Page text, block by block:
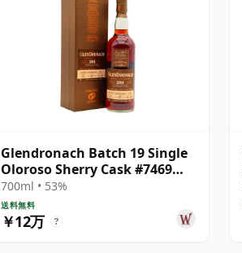
Glendronach Batch 19 Single
Oloroso Sherry Cask #7469
1994 27年
700ml • 53%
送料無料
￥12万 ?